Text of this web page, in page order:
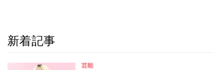
新着記事
芸能